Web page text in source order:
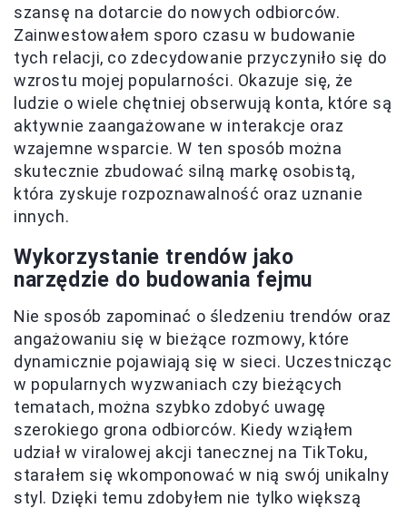
szansę na dotarcie do nowych odbiorców.
Zainwestowałem sporo czasu w budowanie
tych relacji, co zdecydowanie przyczyniło się do
wzrostu mojej popularności. Okazuje się, że
ludzie o wiele chętniej obserwują konta, które są
aktywnie zaangażowane w interakcje oraz
wzajemne wsparcie. W ten sposób można
skutecznie zbudować silną markę osobistą,
która zyskuje rozpoznawalność oraz uznanie
innych.
Wykorzystanie trendów jako
narzędzie do budowania fejmu
Nie sposób zapominać o śledzeniu trendów oraz
angażowaniu się w bieżące rozmowy, które
dynamicznie pojawiają się w sieci. Uczestnicząc
w popularnych wyzwaniach czy bieżących
tematach, można szybko zdobyć uwagę
szerokiego grona odbiorców. Kiedy wziąłem
udział w viralowej akcji tanecznej na TikToku,
starałem się wkomponować w nią swój unikalny
styl. Dzięki temu zdobyłem nie tylko większą